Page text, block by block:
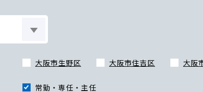
大阪市生野区 大阪市住吉区 大阪
常勤・専任・主任